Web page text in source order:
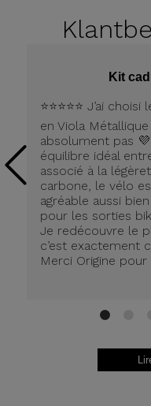
Kit
⭐️⭐️⭐️⭐️⭐️ J’ai
en Viola
absolument pas
équilibre idéal
associé à la
carbone, le vélo
agréable aussi
pour les sorties
Je redécouvre le
c’est exactement
Merci Origine
1